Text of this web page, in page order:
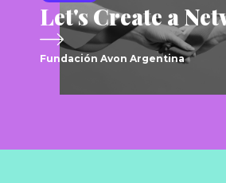
Let's Create a
Fundación Avon Argentina